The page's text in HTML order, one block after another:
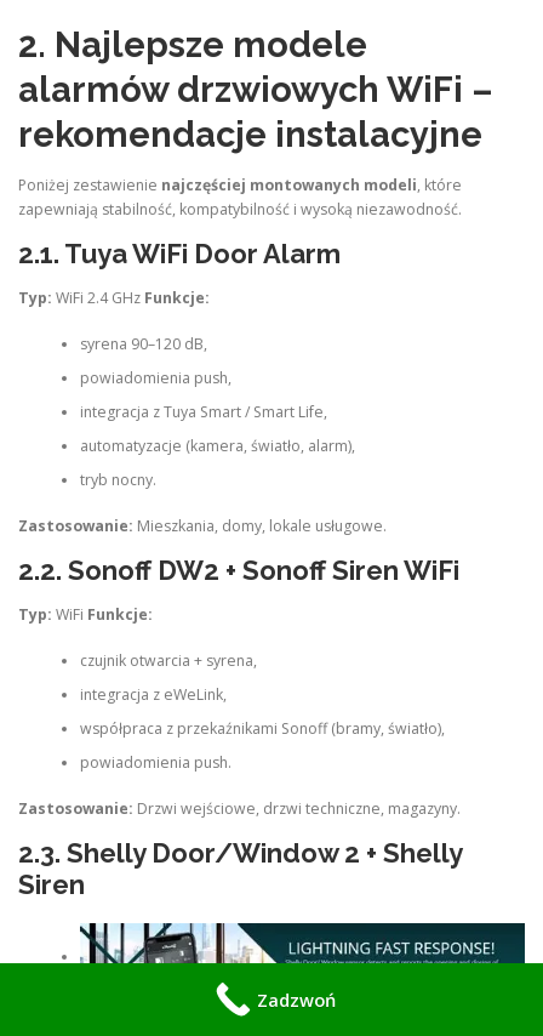
2. Najlepsze modele
alarmów drzwiowych WiFi –
rekomendacje instalacyjne
Poniżej zestawienie najczęściej montowanych modeli, które
zapewniają stabilność, kompatybilność i wysoką niezawodność.
2.1. Tuya WiFi Door Alarm
Typ: WiFi 2.4 GHz Funkcje:
syrena 90–120 dB,
powiadomienia push,
integracja z Tuya Smart / Smart Life,
automatyzacje (kamera, światło, alarm),
tryb nocny.
Zastosowanie: Mieszkania, domy, lokale usługowe.
2.2. Sonoff DW2 + Sonoff Siren WiFi
Typ: WiFi Funkcje:
czujnik otwarcia + syrena,
integracja z eWeLink,
współpraca z przekaźnikami Sonoff (bramy, światło),
powiadomienia push.
Zastosowanie: Drzwi wejściowe, drzwi techniczne, magazyny.
2.3. Shelly Door/Window 2 + Shelly
Siren
Zadzwoń